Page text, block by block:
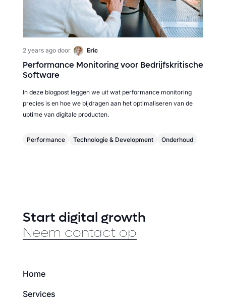
2 years agodoor Eric
Performance Monitoring voor Bedrijfskritische
Software
In deze blogpost leggen we uit wat performance monitoring
precies is en hoe we bijdragen aan het optimaliseren van de
uptime van digitale producten.
Performance Technologie & Development Onderhoud
Start digital growth
Neem contact op
Home
Services